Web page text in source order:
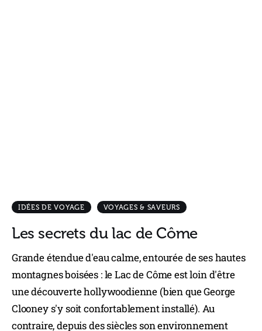
IDÉES DE VOYAGE VOYAGES & SAVEURS
Les secrets du lac de Côme
Grande étendue d'eau calme, entourée de ses hautes
montagnes boisées : le Lac de Côme est loin d'être
une découverte hollywoodienne (bien que George
Clooney s'y soit confortablement installé). Au
contraire, depuis des siècles son environnement